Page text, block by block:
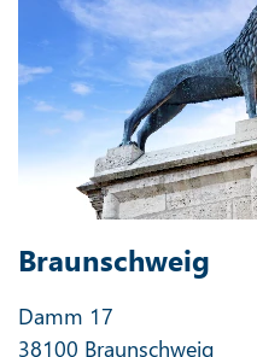
Braunschweig
Damm 17
38100 Braunschweig